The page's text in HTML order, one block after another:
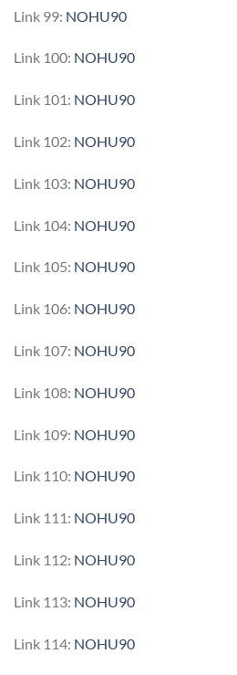
Link 99: NOHU90
Link 100: NOHU90
Link 101: NOHU90
Link 102: NOHU90
Link 103: NOHU90
Link 104: NOHU90
Link 105: NOHU90
Link 106: NOHU90
Link 107: NOHU90
Link 108: NOHU90
Link 109: NOHU90
Link 110: NOHU90
Link 111: NOHU90
Link 112: NOHU90
Link 113: NOHU90
Link 114: NOHU90